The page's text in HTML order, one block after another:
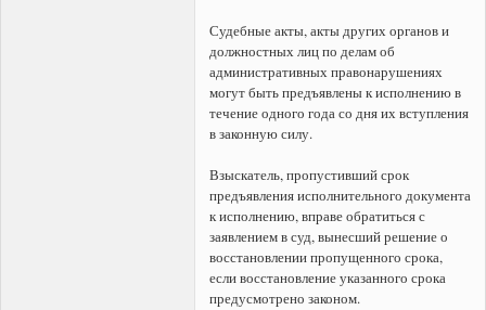
Судебные акты, акты других органов и
должностных лиц по делам об
административных правонарушениях
могут быть предъявлены к исполнению в
течение одного года со дня их вступления
в законную силу.
Взыскатель, пропустивший срок
предъявления исполнительного документа
к исполнению, вправе обратиться с
заявлением в суд, вынесший решение о
восстановлении пропущенного срока,
если восстановление указанного срока
предусмотрено законом.